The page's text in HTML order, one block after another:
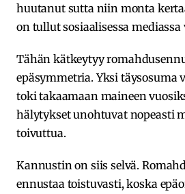
huutanut sutta niin monta
on tullut sosiaalisessa mediassa
Tähän kätkeytyy
epäsymmetria. Yksi täysosuma
toki takaamaan maineen
hälytykset unohtuvat nopeasti
toivuttua.
Kannustin on siis selvä.
ennustaa toistuvasti, koska